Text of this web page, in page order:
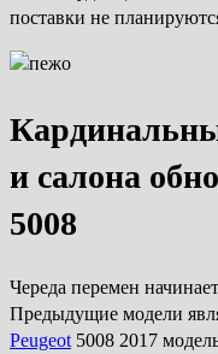
поставки не
и салона
5008
Череда перемен
Предыдущие модели
Peugeot 5008 2017